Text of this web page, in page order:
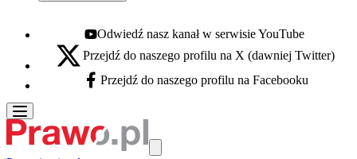
Youtube - otwiera się w nowej karcie
Odwiedź nasz kanał w serwisie YouTube
X - otwiera się w nowej karcie
Przejdź do naszego profilu na X (dawniej Twitter)
Facebook - otwiera się w nowej karcie
Przejdź do naszego profilu na Facebooku